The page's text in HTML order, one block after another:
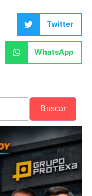
Twitter
WhatsApp
Buscar